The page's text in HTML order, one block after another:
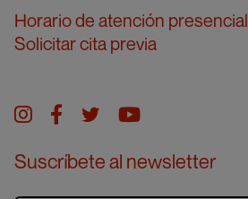
Horario de atención presencial
Solicitar cita previa
Instagram
facebook
twitteryoutube
Suscríbete al newsletter